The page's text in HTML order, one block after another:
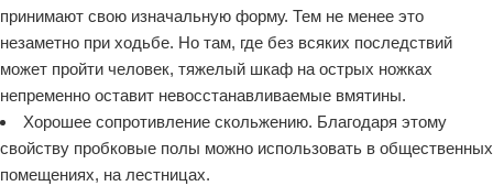
принимают свою изначальную форму. Тем не менее это
незаметно при ходьбе. Но там, где без всяких последствий
может пройти человек, тяжелый шкаф на острых ножках
непременно оставит невосстанавливаемые вмятины.
Хорошее сопротивление скольжению. Благодаря этому
свойству пробковые полы можно использовать в общественных
помещениях, на лестницах.